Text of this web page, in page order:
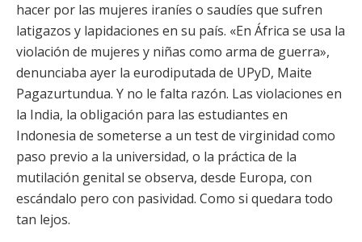
hacer por las mujeres iraníes o saudíes que sufren
latigazos y lapidaciones en su país. «En África se usa la
violación de mujeres y niñas como arma de guerra»,
denunciaba ayer la eurodiputada de UPyD, Maite
Pagazurtundua. Y no le falta razón. Las violaciones en
la India, la obligación para las estudiantes en
Indonesia de someterse a un test de virginidad como
paso previo a la universidad, o la práctica de la
mutilación genital se observa, desde Europa, con
escándalo pero con pasividad. Como si quedara todo
tan lejos.